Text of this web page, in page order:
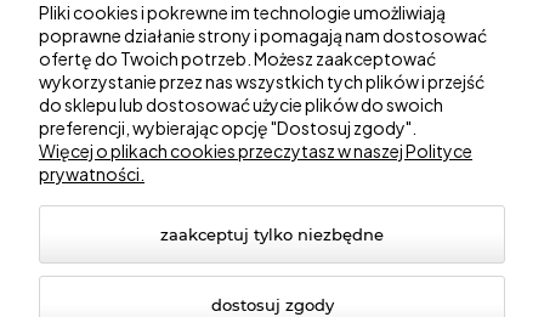
Zakupy
Informacje
Marki
Pliki cookies i pokrewne im technologie umożliwiają
poprawne działanie strony i pomagają nam dostosować
ofertę do Twoich potrzeb. Możesz zaakceptować
wykorzystanie przez nas wszystkich tych plików i przejść
do sklepu lub dostosować użycie plików do swoich
preferencji, wybierając opcję "Dostosuj zgody".
Więcej o plikach cookies przeczytasz w naszej Polityce
prywatności.
zaakceptuj tylko niezbędne
dostosuj zgody